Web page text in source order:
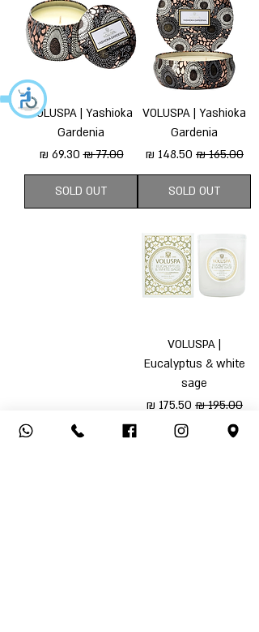
VOLUSPA | Yashioka
Gardenia
מחיר רגיל מחיר מבצע
SOLD OUT
VOLUSPA | Yashioka
Gardenia
מחיר רגיל‏77.00 ‏₪ מחיר מבצע
SOLD OUT
VOLUSPA |
Eucalyptus & white
sage
מחיר רגיל מחיר מבצע
הוספה לסל